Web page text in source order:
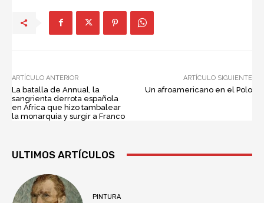
ARTÍCULO ANTERIOR
La batalla de Annual, la
sangrienta derrota española
en África que hizo tambalear
la monarquía y surgir a Franco
ARTÍCULO SIGUIENTE
Un afroamericano en el Polo
ULTIMOS ARTÍCULOS
PINTURA